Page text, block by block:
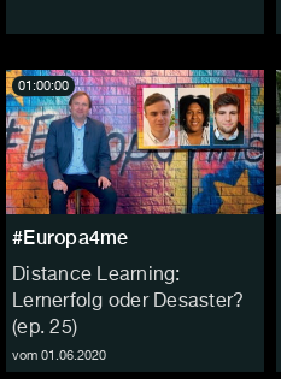
#Europa4me
Distance Learning:
Lernerfolg oder Desaster?
(ep. 25)
vom 01.06.2020
01:00:00